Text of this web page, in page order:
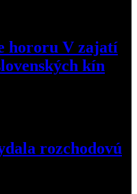
hororu V zajatí
kín
rozchodovú